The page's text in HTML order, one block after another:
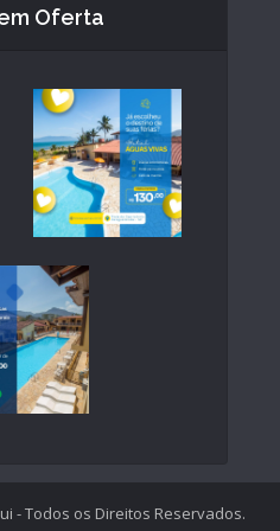
Oferta
- Todos os Direitos Reservados.